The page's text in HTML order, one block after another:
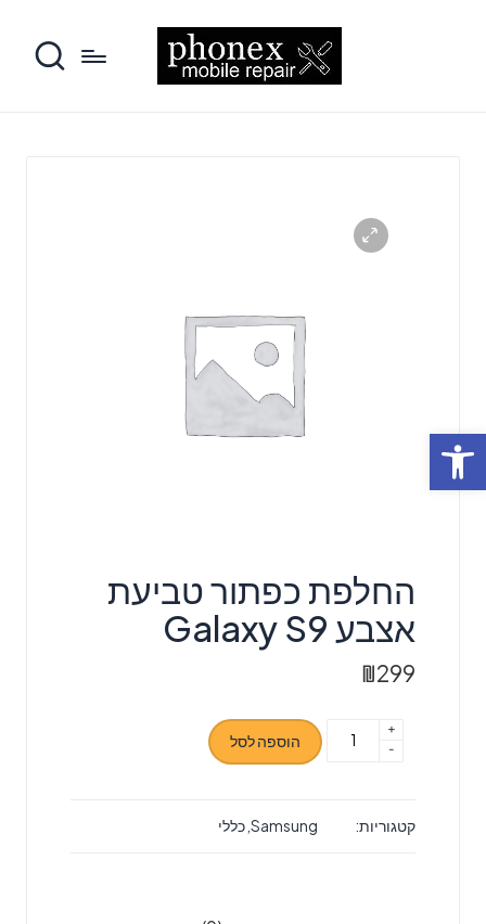
פתח סרגל נגישות
החלפת כפתור טביעת
אצבע Galaxy S9
₪299
כמות
טביעת
-
+
הוספה לסל
קטגוריות: Samsung כללי